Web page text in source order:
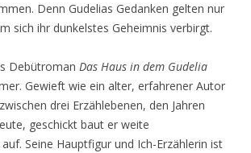
Denn Gudelias Gedanken gelten nur
sich ihr dunkelstes Geheimnis verbirgt.
Debütroman Das Haus in dem Gudelia
Gewieft wie ein alter, erfahrener Autor
drei Erzählebenen, den Jahren
geschickt baut er weite
Seine Hauptfigur und Ich-Erzählerin ist